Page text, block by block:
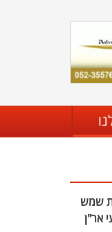
שמש
אר"ן